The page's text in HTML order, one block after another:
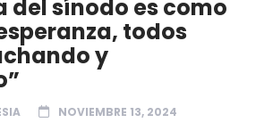
del sínodo es como
todos
y
NOVIEMBRE 13, 2024